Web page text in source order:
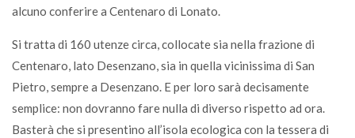
alcuno conferire a Centenaro di Lonato.
Si tratta di 160 utenze circa, collocate sia nella frazione di
Centenaro, lato Desenzano, sia in quella vicinissima di San
Pietro, sempre a Desenzano. E per loro sarà decisamente
semplice: non dovranno fare nulla di diverso rispetto ad ora.
Basterà che si presentino all’isola ecologica con la tessera di